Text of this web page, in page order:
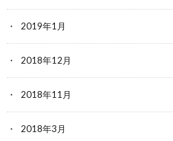
2019年1月
2018年12月
2018年11月
2018年3月